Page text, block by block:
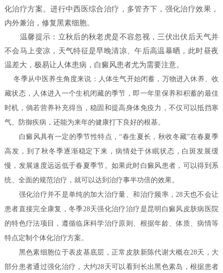
化治疗方案。进行中西医综合治疗，多管齐下，强化治疗效果，
内外兼治，修复黑素细胞。
温馨提示：立秋后的秋老虎是不容忽视，三伏出伏后天气并
不会马上变凉，天气特征是早晚清凉、午后高温暴晒，此时昼夜
温差大，极易让人体患病，白癜风患者尤为需要注意。
冬季从中医养生角度来说：人体生气开始闭蓄，万物进入休养、收
藏状态，人体进入一个生机闭藏的季节，即一年里保养和积蓄的最佳
时机，倘若营养补充得当，稳固和提高身体免疫力，不仅可以抵挡寒
气、防御疾病，还能为来年的健康打下良好的根基。
白癜风具有一定的季节性特点，“春生夏长，秋收冬藏”在春夏季
高发，到了秋冬季逐渐稳定下来，病情处于休眠状态，白斑发展缓
慢，发展速度远远低于春夏季节。如果此时白癜风患者，可以得到系
统、全面的规范治疗，就可以达到治疗事半功倍的效果。
强化治疗并不是单纯的加大治疗量、和治疗频率，28天也不会让
患者直接完全康复，冬季28天强化治疗治疗是昆明白癜风皮肤病医院
的特色疗法项目，遵循临床科学治疗原则、根据年龄、体质、病情等
特点定制个体化治疗方案。
黑色素细胞位于表皮基底层，正常皮肤新陈代谢大概在28天，大
部分患者通过强化治疗，大约28天可以看到长出黑色素岛，根据患者